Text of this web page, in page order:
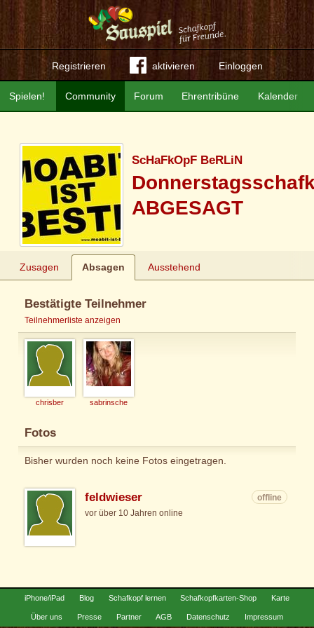
Registrieren aktivieren Einloggen
Community Forum Ehrentribüne Kalender
Spielen!
ScHaFkOpF BeRLiN
ABGESAGT
Zusagen Absagen Ausstehend
Bestätigte Teilnehmer
Teilnehmerliste anzeigen
chrisber sabrinsche
Fotos
Bisher wurden noch keine Fotos eingetragen.
feldwieser
offline
vor über 10 Jahren online
iPhone/iPad Blog Schafkopf lernen Schafkopfkarten-Shop Karte
Über uns Presse Partner AGB Datenschutz Impressum